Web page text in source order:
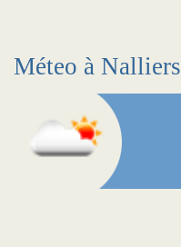
Méteo à Nalliers